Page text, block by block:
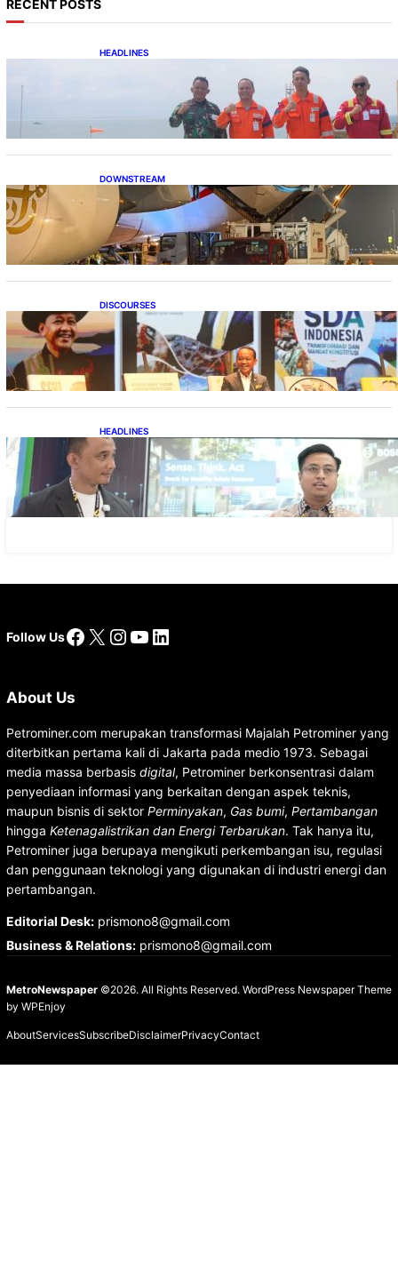
RECENT POSTS
HEADLINES
Perkuat Sinergi Pengamanan, Danlanal
Balikpapan Kunjungi Anjungan Bekapai
DOWNSTREAM
Emirates A380, Bukti Kesiapan Pertamina
Layani Pesawat Berbadan Besar
DISCOURSES
Bahlil Luncurkan 10 Buku Rekam Jejak
Kepemimpinan dan Kebijakan
HEADLINES
Teknologi Keselamatan, Penentu Baru
Persaingan Industri Otomotif
Follow UsFacebook
X Instagram
YouTube
LinkedIn
About Us
Petrominer.com merupakan transformasi Majalah Petrominer yang
diterbitkan pertama kali di Jakarta pada medio 1973. Sebagai
media massa berbasis digital, Petrominer berkonsentrasi dalam
penyediaan informasi yang berkaitan dengan aspek teknis,
maupun bisnis di sektor Perminyakan, Gas bumi, Pertambangan
hingga Ketenagalistrikan dan Energi Terbarukan. Tak hanya itu,
Petrominer juga berupaya mengikuti perkembangan isu, regulasi
dan penggunaan teknologi yang digunakan di industri energi dan
pertambangan.
Editorial Desk:prismono8@gmail.com
Business & Relations:prismono8@gmail.com
MetroNewspaper©2026. All Rights Reserved. WordPress Newspaper Theme
by WPEnjoy
AboutServicesSubscribeDisclaimerPrivacyContact